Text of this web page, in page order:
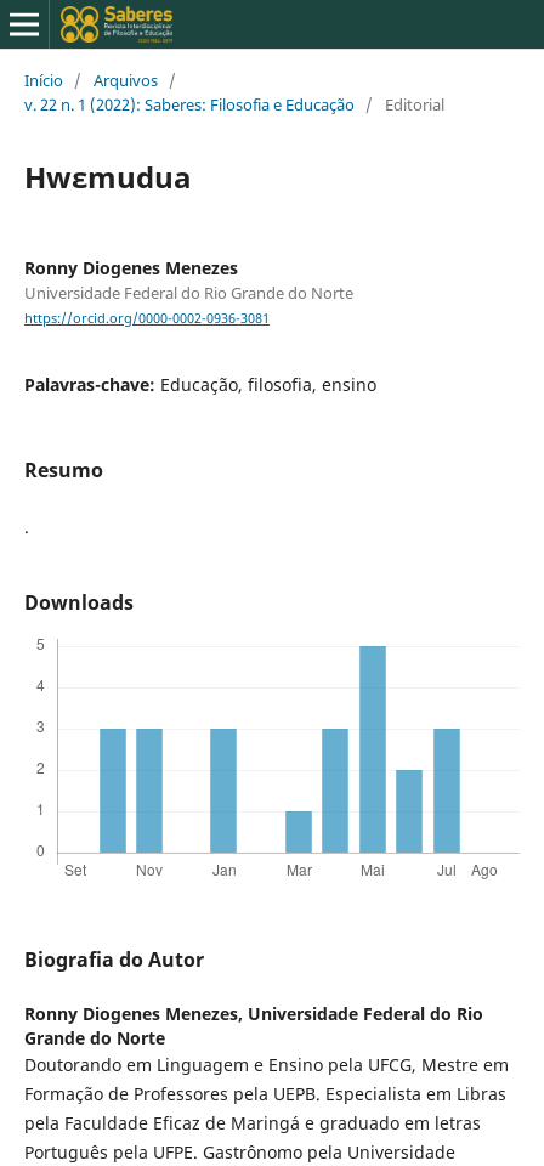
Início / Arquivos /
v. 22 n. 1 (2022): Saberes: Filosofia e Educação / Editorial
Hwɛmudua
Ronny Diogenes Menezes
Universidade Federal do Rio Grande do Norte
https://orcid.org/0000-0002-0936-3081
Palavras-chave: Educação, filosofia, ensino
Resumo
.
Downloads
Biografia do Autor
Ronny Diogenes Menezes, Universidade Federal do Rio
Grande do Norte
Doutorando em Linguagem e Ensino pela UFCG, Mestre em
Formação de Professores pela UEPB. Especialista em Libras
pela Faculdade Eficaz de Maringá e graduado em letras
Português pela UFPE. Gastrônomo pela Universidade